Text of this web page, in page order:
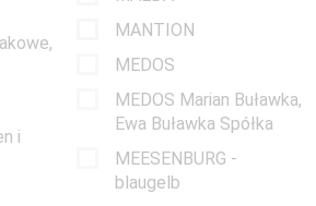
i
MANTION
MEDOS
MEDOS Marian Buławka,
Ewa Buławka Spółka
MEESENBURG -
blaugelb